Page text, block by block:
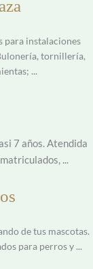
para instalaciones
tornillería,
...
7 años. Atendida
...
de tus mascotas.
para perros y ...